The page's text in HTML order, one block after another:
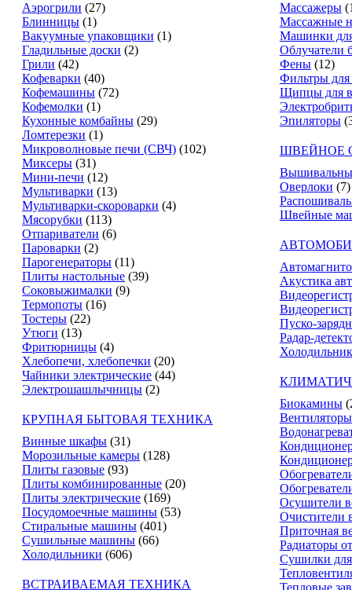
Аэрогрили (27)
Блинницы (1)
Вакуумные упаковщики (1)
Гладильные доски (2)
Грили (42)
Кофеварки (40)
Кофемашины (72)
Кофемолки (1)
Кухонные комбайны (29)
Ломтерезки (1)
Микроволновые печи (СВЧ) (102)
Миксеры (31)
Мини-печи (12)
Мультиварки (13)
Мультиварки-скороварки (4)
Мясорубки (113)
Отпариватели (6)
Пароварки (2)
Парогенераторы (11)
Плиты настольные (39)
Соковыжималки (9)
Термопоты (16)
Тостеры (22)
Утюги (13)
Фритюрницы (4)
Хлебопечи, хлебопечки (20)
Чайники электрические (44)
Электрошашлычницы (2)
КРУПНАЯ БЫТОВАЯ ТЕХНИКА
Винные шкафы (31)
Морозильные камеры (128)
Плиты газовые (93)
Плиты комбинированные (20)
Плиты электрические (169)
Посудомоечные машины (53)
Стиральные машины (401)
Сушильные машины (66)
Холодильники (606)
ВСТРАИВАЕМАЯ ТЕХНИКА
Массажеры
Массажные
Машинки
Облучатели
Фены (12)
Фильтры
Щипцы для
Эпиляторы
ШВЕЙНОЕ
Оверлоки (7)
Швейные
Акустика
Пуско-
Радар-
Биокамины
Вентиляторы
Осушители
Очистители
Приточная
Радиаторы
Сушилки
Тепловые